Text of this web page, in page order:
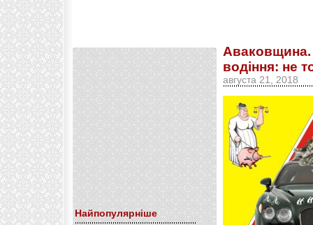
Найпопулярніше
Аваковщина.
водіння: не
августа 21, 2018